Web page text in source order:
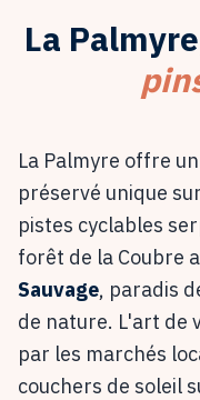
La
La Palmyre offre
préservé unique
pistes cyclables
forêt de la Coubre
Sauvage, paradis
de nature. L'art de
par les marchés
couchers de soleil